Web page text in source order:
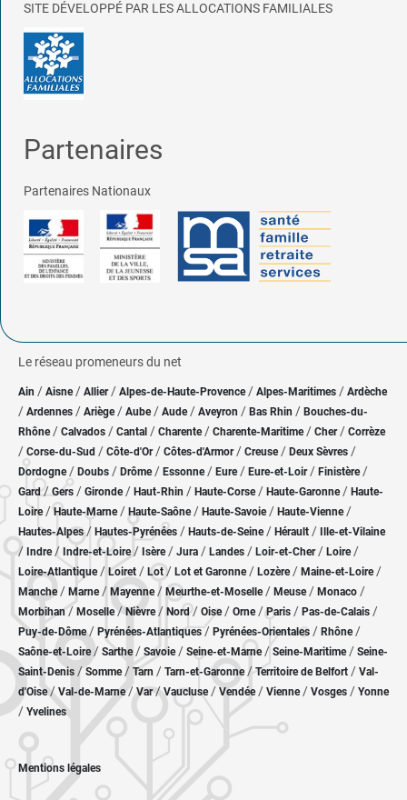
SITE DÉVELOPPÉ PAR LES ALLOCATIONS FAMILIALES
Partenaires
Partenaires Nationaux
Le réseau promeneurs du net
Ain / Aisne/ Allier/ Alpes-de-Haute-Provence / Alpes-Maritimes / Ardèche
/ Ardennes / Ariège/ Aube/ Aude / Aveyron / Bas Rhin / Bouches-du-
Rhône/ Calvados / Cantal / Charente / Charente-Maritime/ Cher / Corrèze
/ Corse-du-Sud / Côte-d'Or / Côtes-d'Armor/ Creuse/ Deux Sèvres /
Dordogne/ Doubs / Drôme/ Essonne / Eure/ Eure-et-Loir / Finistère/
Gard/ Gers / Gironde/ Haut-Rhin / Haute-Corse/ Haute-Garonne/ Haute-
Loire/Haute-Marne/ Haute-Saône/ Haute-Savoie/ Haute-Vienne/
Hautes-Alpes/ Hautes-Pyrénées / Hauts-de-Seine/ Hérault / Ille-et-Vilaine
/ Indre/ Indre-et-Loire/ Isère/ Jura / Landes / Loir-et-Cher/ Loire/
Loire-Atlantique/ Loiret / Lot/ Lot et Garonne/ Lozère / Maine-et-Loire/
Manche/ Marne/ Mayenne/ Meurthe-et-Moselle/ Meuse/ Monaco /
Morbihan/ Moselle/ Nièvre / Nord/ Oise / Orne/Paris / Pas-de-Calais /
Puy-de-Dôme/ Pyrénées-Atlantiques / Pyrénées-Orientales / Rhône/
Saône-et-Loire/ Sarthe/ Savoie/ Seine-et-Marne/ Seine-Maritime/ Seine-
Saint-Denis /Somme/ Tarn / Tarn-et-Garonne/Territoire de Belfort / Val-
d'Oise/ Val-de-Marne/Var/Vaucluse/ Vendée/ Vienne/ Vosges / Yonne
/ Yvelines
Mentions légales